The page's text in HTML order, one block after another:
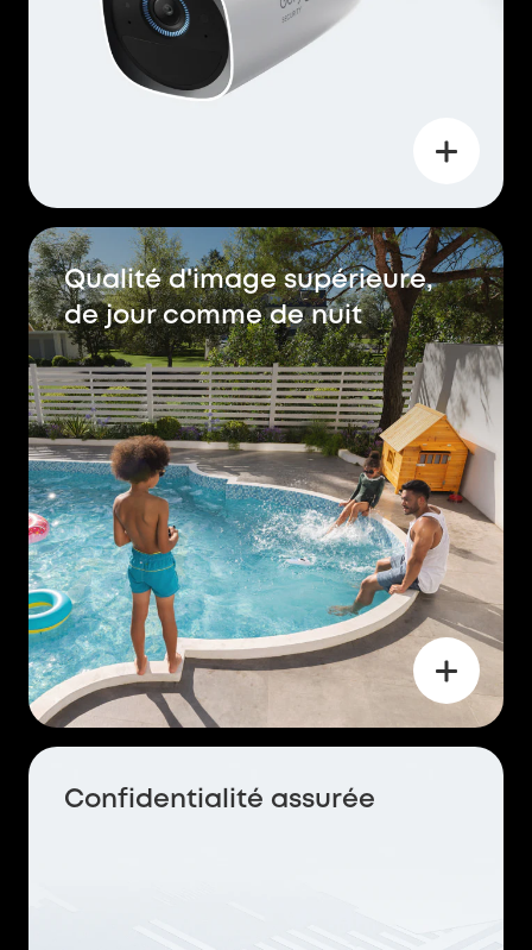
Qualité d'image supérieure,
de jour comme de nuit
Confidentialité assurée